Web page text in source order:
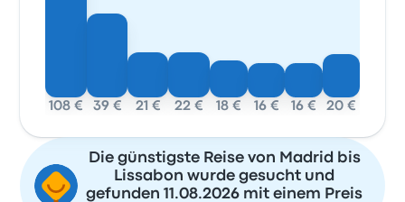
108 € 39 € 21 € 22 € 18 € 16 € 16 € 20 €
Die günstigste Reise von Madrid bis
Lissabon wurde gesucht und
gefunden 11.08.2026 mit einem Preis